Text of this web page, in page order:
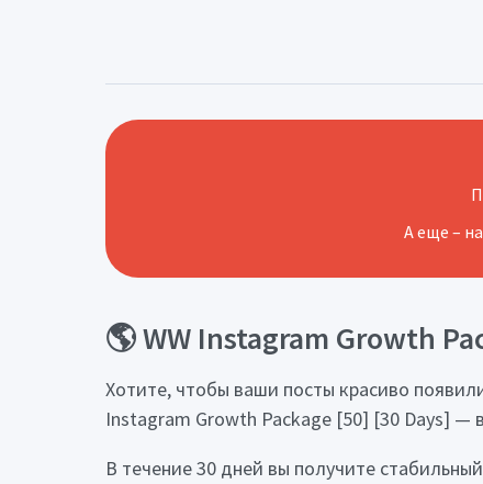
А еще –
🌎 WW Instagram Growth
Хотите, чтобы ваши посты красиво
Instagram Growth Package [50] [30 Days] —
В течение 30 дней вы получите